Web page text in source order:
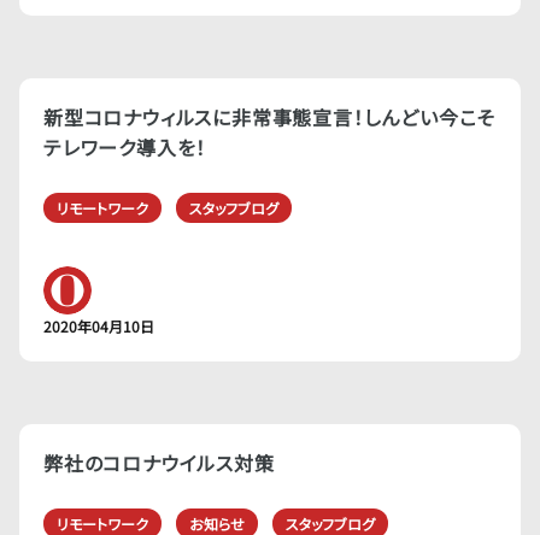
新型コロナウィルスに非常事態宣言！しんどい今こそ
テレワーク導入を！
リモートワーク スタッフブログ
2020年04月10日
弊社のコロナウイルス対策
リモートワーク お知らせ スタッフブログ